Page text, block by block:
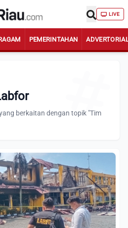
LIVE
PEMERINTAHAN
berkaitan dengan topik "Tim